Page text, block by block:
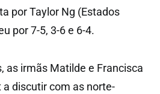
por Taylor Ng (Estados
por 7-5, 3-6 e 6-4.
as irmãs Matilde e Francisca
discutir com as norte-